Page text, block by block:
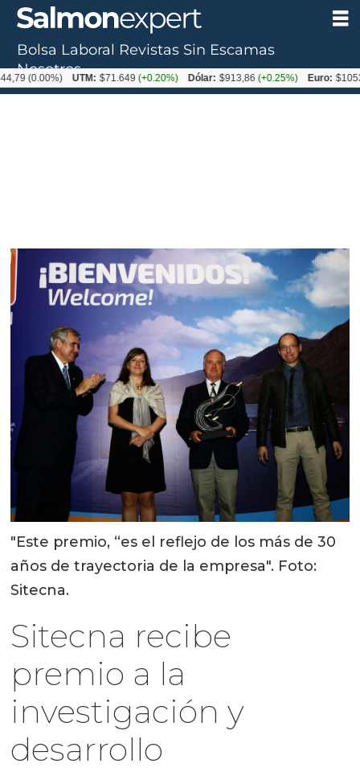
"Este premio, “es el reflejo de los más de 30
años de trayectoria de la empresa". Foto:
Sitecna.
Sitecna recibe
premio a la
investigación y
desarrollo
Bolsa Laboral Revistas Sin Escamas
Nosotros
UTM: $71.649(+0.20%) Dólar: $913,86(+0.25%) Euro: $1053,08(-